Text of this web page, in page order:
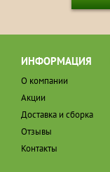
ИНФОРМАЦИЯ
О компании
Акции
Доставка и сборка
Отзывы
Контакты